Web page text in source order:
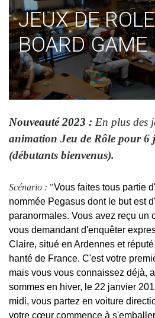
JEUX DE
BOARD GAME
Nouveauté 2023 : En plus des
animation Jeu de Rôle pour 6
(débutants bienvenus).
Scénario : "Vous faites tous partie
nommée Pegasus dont le but est
paranormales. Vous avez reçu un
vous demandant d'enquêter
Claire, situé en Ardennes et
hanté de France. C'est votre
mais vous vous connaissez déjà,
sommes en hiver, le 22 janvier
midi, vous partez en voiture
votre cœur commence à